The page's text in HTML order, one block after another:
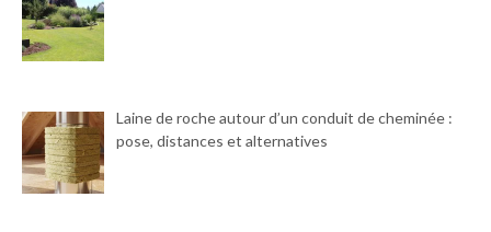
Laine de roche autour d’un conduit de cheminée :
pose, distances et alternatives